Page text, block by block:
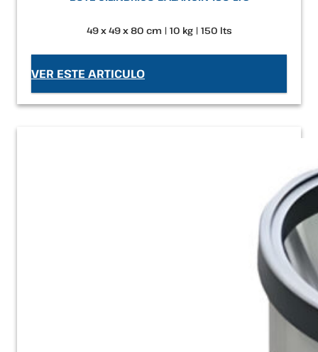
49 x 49 x 80 cm | 10 kg | 150 lts
VER ESTE ARTICULO